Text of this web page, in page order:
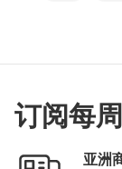
净零经济
订阅每
亚洲